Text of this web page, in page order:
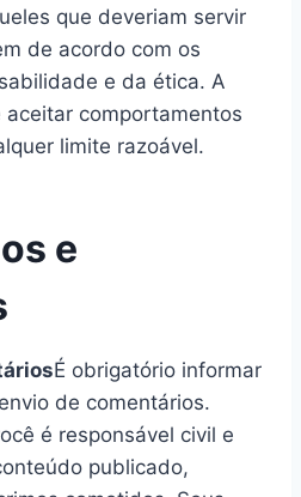
que deveriam servir
de acordo com os
e da ética. A
comportamentos
limite razoável.
e
É obrigatório informar
de comentários.
é responsável civil e
publicado,